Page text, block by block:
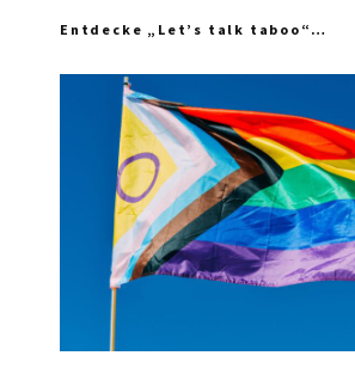
Entdecke „Let’s talk taboo“…